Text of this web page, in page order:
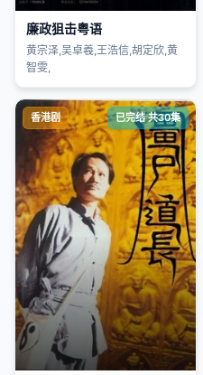
廉政狙击粤语
黄宗泽,吴卓羲,王浩信,胡定欣,黄
智雯,
香港剧 已完结 共30集